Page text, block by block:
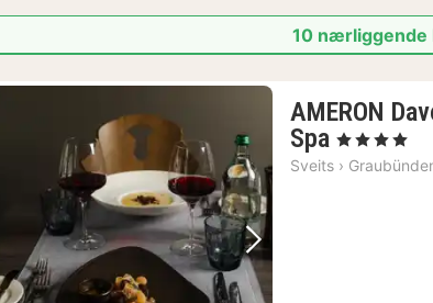
10 nærliggende
Forrige bilde Neste bilde
AMERON
Spa 1
natt
, 4 Stjerner
Sveits ›